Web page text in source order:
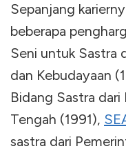
Sepanjang
beberapa
Seni untuk Sastra
dan Kebudayaan
Bidang Sastra
Tengah (1991),
sastra dari